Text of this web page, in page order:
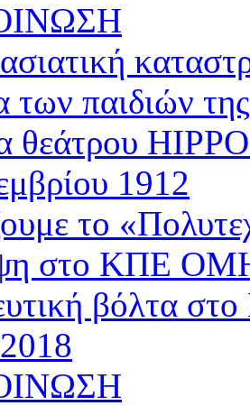
των παιδιών
θεάτρου
1912
το
στο ΚΠΕ
βόλτα